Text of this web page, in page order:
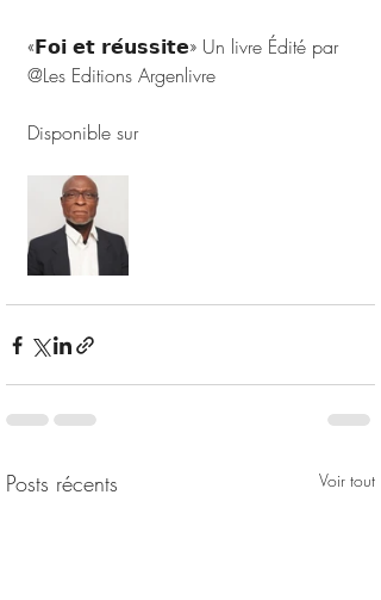
«𝗙𝗼𝗶 𝗲𝘁 𝗿𝗲́𝘂𝘀𝘀𝗶𝘁𝗲» Un livre Édité par
@Les Editions Argenlivre
Disponible sur
Posts récents Voir tout